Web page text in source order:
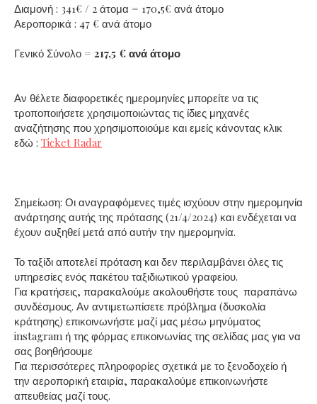
Διαμονή : 341€ / 2 άτομα = 170,5€ ανά άτομο
Αεροπορικά : 47 € ανά άτομο
Γενικό Σύνολο = 217,5 € ανά άτομο
Αν θέλετε διαφορετικές ημερομηνίες μπορείτε να τις
τροποποιήσετε χρησιμοποιώντας τις ίδιες μηχανές
αναζήτησης που χρησιμοποιούμε και εμείς κάνοντας κλικ
εδώ : Ticket Radar
Σημείωση: Οι αναγραφόμενες τιμές ισχύουν στην ημερομηνία
ανάρτησης αυτής της πρότασης (21/4/2024) και ενδέχεται να
έχουν αυξηθεί μετά από αυτήν την ημερομηνία.
Το ταξίδι αποτελεί πρόταση και δεν περιλαμβάνει όλες τις
υπηρεσίες ενός πακέτου ταξιδιωτικού γραφείου.
Για κρατήσεις, παρακαλούμε ακολουθήστε τους παραπάνω
συνδέσμους. Αν αντιμετωπίσετε πρόβλημα (δυσκολία
κράτησης) επικοινωνήστε μαζί μας μέσω μηνύματος
instagram ή της φόρμας επικοινωνίας της σελίδας μας για να
σας βοηθήσουμε
Για περισσότερες πληροφορίες σχετικά με το ξενοδοχείο ή
την αεροπορική εταιρία, παρακαλούμε επικοινωνήστε
απευθείας μαζί τους.